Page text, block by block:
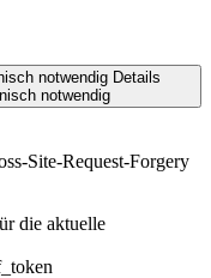
notwendig Details
notwendig
Site-Request-Forgery
die aktuelle